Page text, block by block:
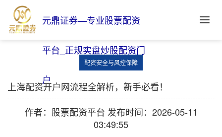
元鼎证券—专业股票配资
平台_正规实盘炒股配资门
户
配资安全与风控保障
上海配资开户网流程全解析，新手必看！
作者：股票配资平台 发布时间：2026-05-11
03:49:55